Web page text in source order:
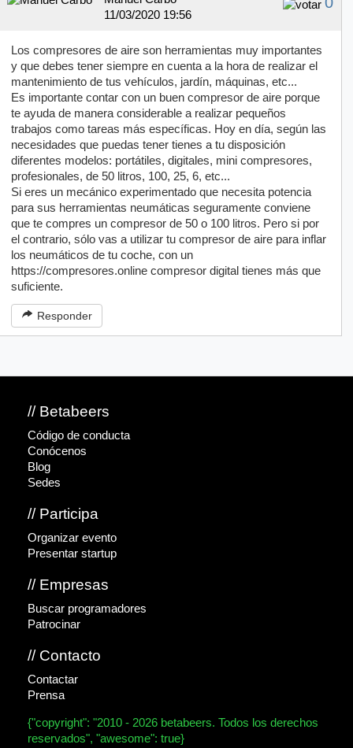
11/03/2020 19:56
Los compresores de aire son herramientas muy importantes
y que debes tener siempre en cuenta a la hora de realizar el
mantenimiento de tus vehículos, jardín, máquinas, etc...
Es importante contar con un buen compresor de aire porque
te ayuda de manera considerable a realizar pequeños
trabajos como tareas más específicas. Hoy en día, según las
necesidades que puedas tener tienes a tu disposición
diferentes modelos: portátiles, digitales, mini compresores,
profesionales, de 50 litros, 100, 25, 6, etc...
Si eres un mecánico experimentado que necesita potencia
para sus herramientas neumáticas seguramente conviene
que te compres un compresor de 50 o 100 litros. Pero si por
el contrario, sólo vas a utilizar tu compresor de aire para inflar
los neumáticos de tu coche, con un
https://compresores.online compresor digital tienes más que
suficiente.
Responder
// Betabeers
Código de conducta
Conócenos
Blog
Sedes
// Participa
Organizar evento
Presentar startup
// Empresas
Buscar programadores
Patrocinar
// Contacto
Contactar
Prensa
{"copyright": "2010 - 2026 betabeers. Todos los derechos
reservados", "awesome": true}